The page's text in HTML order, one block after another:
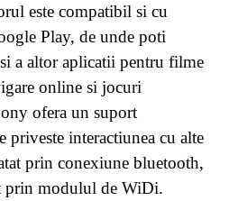
este compatibil si cu
Play, de unde poti
a altor aplicatii pentru filme
online si jocuri
ofera un suport
priveste interactiunea cu alte
prin conexiune bluetooth,
prin modulul de WiDi.